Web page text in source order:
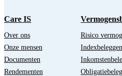
Care IS
Over ons
Onze mensen
Documenten
Rendementen
Risico
Indexbeleggen